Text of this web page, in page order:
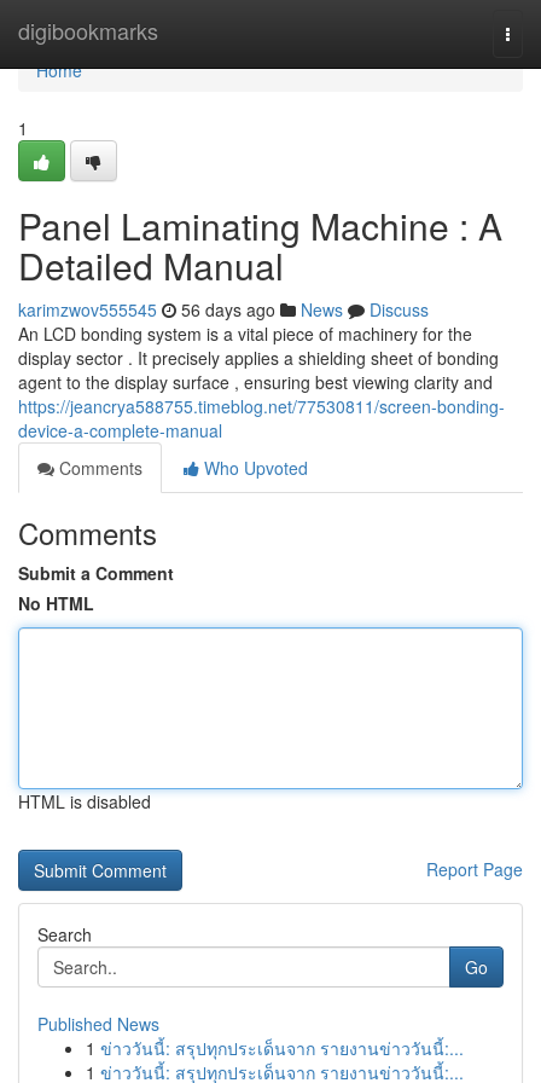
digibookmarks
Home
Home
1
Panel Laminating Machine : A
Detailed Manual
karimzwov555545 56 days ago News
Discuss
An LCD bonding system is a vital piece of machinery for the
display sector . It precisely applies a shielding sheet of bonding
agent to the display surface , ensuring best viewing clarity and
https://jeancrya588755.timeblog.net/77530811/screen-bonding-
device-a-complete-manual
Comments
Who Upvoted
Comments
Submit a Comment
No HTML
HTML is disabled
Report Page
Search
Go
Published News
1 ข่าววันนี้: สรุปทุกประเด็นจาก รายงานข่าววันนี้:...
1 ข่าววันนี้: สรุปทุกประเด็นจาก รายงานข่าววันนี้:...